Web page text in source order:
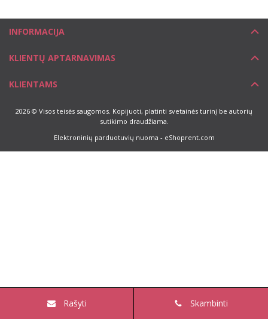
INFORMACIJA
KLIENTŲ APTARNAVIMAS
KLIENTAMS
2026 © Visos teisės saugomos. Kopijuoti, platinti svetainės turinį be autorių
sutikimo draudžiama.
Elektroninių parduotuvių nuoma - eShoprent.com
Rašyti Skambinti